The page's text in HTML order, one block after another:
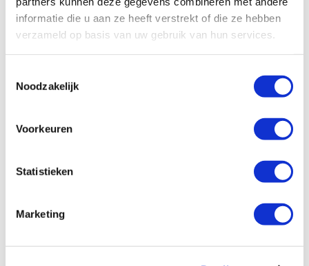
informatie die u aan ze heeft verstrekt of die ze hebben
verzameld op basis van uw gebruik van hun services.
Noodzakelijk
Voorkeuren
Statistieken
Marketing
waar de kans op extreme krachten groot is, zoals straten, pleinen,
stations, ondergrondse metro’s, voetbalstadions of fabrieken met veel
zware machines.
Essentiële omgevingen voor slagvaste
verlichting
Impactbestendige armaturen zijn essentieel in omgevingen zoals:
Industriële faciliteiten
: Waar zware machines en apparatuur in